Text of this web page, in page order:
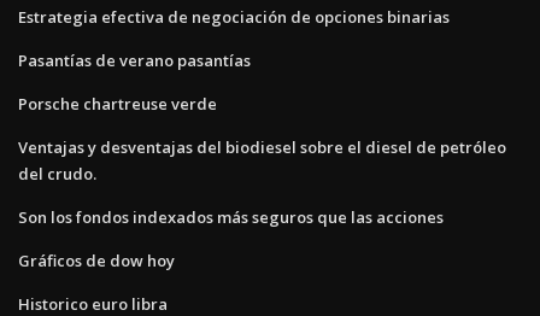
Estrategia efectiva de negociación de opciones binarias
Pasantías de verano pasantías
Porsche chartreuse verde
Ventajas y desventajas del biodiesel sobre el diesel de petróleo
del crudo.
Son los fondos indexados más seguros que las acciones
Gráficos de dow hoy
Historico euro libra